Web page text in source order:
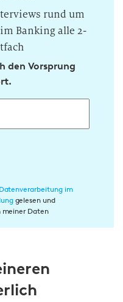
rund um
Banking alle 2-
den Vorsprung
Datenverarbeitung im
gelesen und
meiner Daten